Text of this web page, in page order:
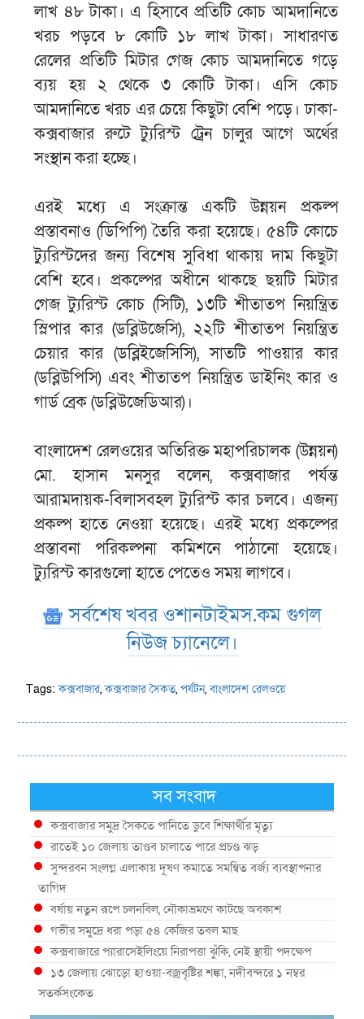
লাখ ৪৮ টাকা। এ হিসাবে প্রতিটি কোচ আমদানিতে
খরচ পড়বে ৮ কোটি ১৮ লাখ টাকা। সাধারণত
রেলের প্রতিটি মিটার গেজ কোচ আমদানিতে গড়ে
ব্যয় হয় ২ থেকে ৩ কোটি টাকা। এসি কোচ
আমদানিতে খরচ এর চেয়ে কিছুটা বেশি পড়ে। ঢাকা-
কক্সবাজার রুটে ট্যুরিস্ট ট্রেন চালুর আগে অর্থের
সংস্থান করা হচ্ছে।
এরই মধ্যে এ সংক্রান্ত একটি উন্নয়ন প্রকল্প
প্রস্তাবনাও (ডিপিপি) তৈরি করা হয়েছে। ৫৪টি কোচে
ট্যুরিস্টদের জন্য বিশেষ সুবিধা থাকায় দাম কিছুটা
বেশি হবে। প্রকল্পের অধীনে থাকছে ছয়টি মিটার
গেজ ট্যুরিস্ট কোচ (সিটি), ১৩টি শীতাতপ নিয়ন্ত্রিত
স্লিপার কার (ডব্লিউজেসি), ২২টি শীতাতপ নিয়ন্ত্রিত
চেয়ার কার (ডব্লিইজেসিসি), সাতটি পাওয়ার কার
(ডব্লিউপিসি) এবং শীতাতপ নিয়ন্ত্রিত ডাইনিং কার ও
গার্ড ব্রেক (ডব্লিউজেডিআর)।
বাংলাদেশ রেলওয়ের অতিরিক্ত মহাপরিচালক (উন্নয়ন)
মো. হাসান মনসুর বলেন, কক্সবাজার পর্যন্ত
আরামদায়ক-বিলাসবহল ট্যুরিস্ট কার চলবে। এজন্য
প্রকল্প হাতে নেওয়া হয়েছে। এরই মধ্যে প্রকল্পের
প্রস্তাবনা পরিকল্পনা কমিশনে পাঠানো হয়েছে।
ট্যুরিস্ট কারগুলো হাতে পেতেও সময় লাগবে।
সর্বশেষ খবর ওশানটাইমস.কম গুগল
নিউজ চ্যানেলে।
Tags:কক্সবাজার,কক্সবাজার সৈকত,পর্যটন,বাংলাদেশ রেলওয়ে
সব সংবাদ
কক্সবাজার সমুদ্র সৈকতে পানিতে ডুবে শিক্ষার্থীর মৃত্যু
রাতেই ১০ জেলায় তাণ্ডব চালাতে পারে প্রচণ্ড ঝড়
সুন্দরবন সংলগ্ন এলাকায় দূষণ কমাতে সমন্বিত বর্জ্য ব্যবস্থাপনার
তাগিদ
বর্ষায় নতুন রূপে চলনবিল, নৌকাভ্রমণে কাটছে অবকাশ
গভীর সমুদ্রে ধরা পড়া ৫৪ কেজির তবল মাছ
কক্সবাজারে প্যারাসেইলিংয়ে নিরাপত্তা ঝুঁকি, নেই স্থায়ী পদক্ষেপ
১৩ জেলায় ঝোড়ো হাওয়া-বজ্রবৃষ্টির শঙ্কা, নদীবন্দরে ১ নম্বর
সতর্কসংকেত
দেশের ৫ জেলায় বন্যার শঙ্কা